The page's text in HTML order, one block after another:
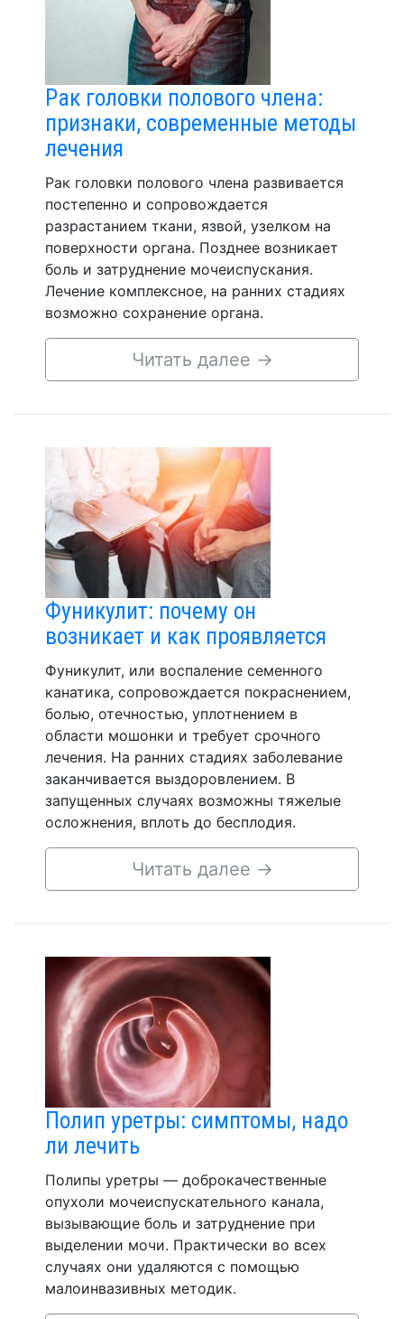
Рак головки полового члена:
признаки, современные методы
лечения
Рак головки полового члена развивается
постепенно и сопровождается
разрастанием ткани, язвой, узелком на
поверхности органа. Позднее возникает
боль и затруднение мочеиспускания.
Лечение комплексное, на ранних стадиях
возможно сохранение органа.
Читать далее →
Фуникулит: почему он
возникает и как проявляется
Фуникулит, или воспаление семенного
канатика, сопровождается покраснением,
болью, отечностью, уплотнением в
области мошонки и требует срочного
лечения. На ранних стадиях заболевание
заканчивается выздоровлением. В
запущенных случаях возможны тяжелые
осложнения, вплоть до бесплодия.
Читать далее →
Полип уретры: симптомы, надо
ли лечить
Полипы уретры — доброкачественные
опухоли мочеиспускательного канала,
вызывающие боль и затруднение при
выделении мочи. Практически во всех
случаях они удаляются с помощью
малоинвазивных методик.